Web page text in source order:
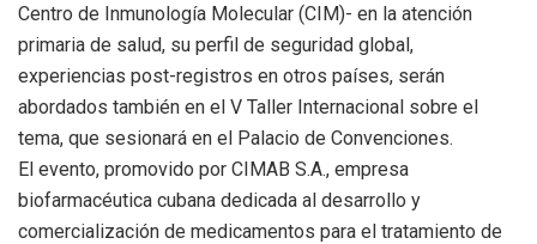
Centro de Inmunología Molecular (CIM)- en la atención
primaria de salud, su perfil de seguridad global,
experiencias post-registros en otros países, serán
abordados también en el V Taller Internacional sobre el
tema, que sesionará en el Palacio de Convenciones.
El evento, promovido por CIMAB S.A., empresa
biofarmacéutica cubana dedicada al desarrollo y
comercialización de medicamentos para el tratamiento de